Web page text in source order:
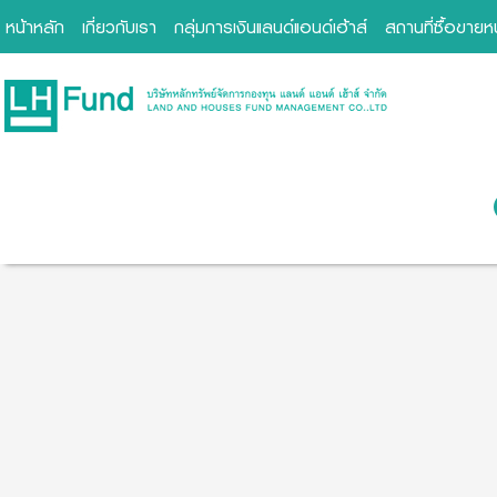
หน้าหลัก เกี่ยวกับเรา กลุ่มการเงินแลนด์แอนด์เฮ้าส์ สถานที่ซื้อขาย